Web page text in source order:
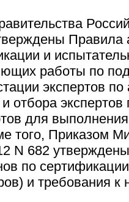
Правила
и
работы по
экспертов
отбора экспертов
для
того, Приказом
N 682
по
и требования к